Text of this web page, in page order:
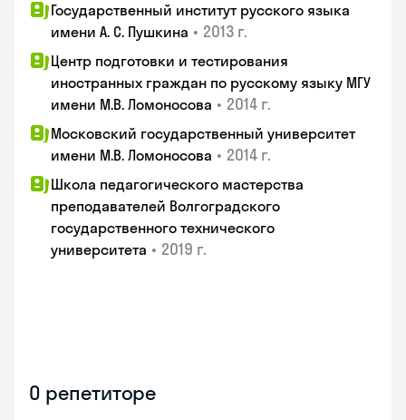
Государственный институт русского языка
имени А. С. Пушкина • 2013 г.
Центр подготовки и тестирования
иностранных граждан по русскому языку МГУ
имени М.В. Ломоносова • 2014 г.
Московский государственный университет
имени М.В. Ломоносова • 2014 г.
Школа педагогического мастерства
преподавателей Волгоградского
государственного технического
университета • 2019 г.
О репетиторе